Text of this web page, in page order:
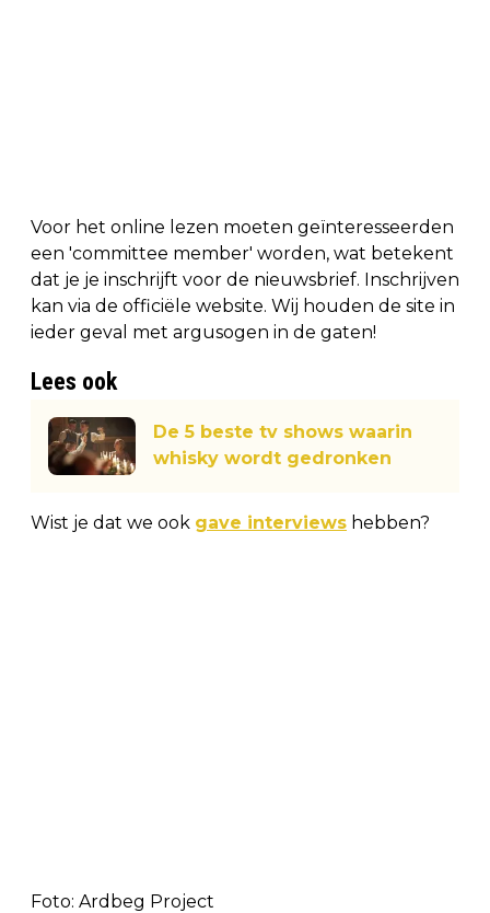
Voor het online lezen moeten geïnteresseerden
een 'committee member' worden, wat betekent
dat je je inschrijft voor de nieuwsbrief. Inschrijven
kan via de officiële website. Wij houden de site in
ieder geval met argusogen in de gaten!
Lees ook
De 5 beste tv shows waarin
whisky wordt gedronken
Wist je dat we ook gave interviews hebben?
Foto: Ardbeg Project